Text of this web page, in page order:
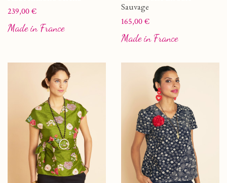
Prix
239,00 €
Made in France
Sauvage
Prix
165,00 €
Made in France